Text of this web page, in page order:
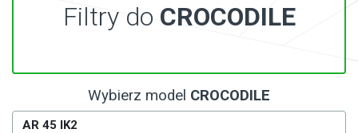
Filtry do CROCODILE
Wybierz model CROCODILE
AR 45 IK2